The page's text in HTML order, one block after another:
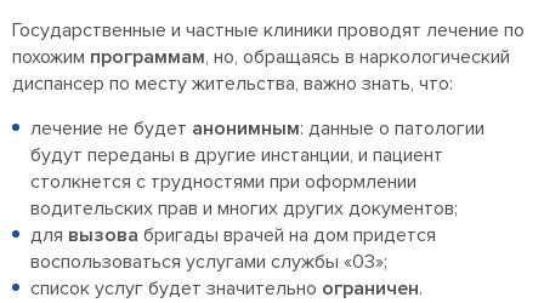
Государственные и частные клиники проводят лечение по
похожим программам, но, обращаясь в наркологический
диспансер по месту жительства, важно знать, что:
лечение не будет анонимным: данные о патологии
будут переданы в другие инстанции, и пациент
столкнется с трудностями при оформлении
водительских прав и многих других документов;
для вызова бригады врачей на дом придется
воспользоваться услугами службы «03»;
список услуг будет значительно ограничен.